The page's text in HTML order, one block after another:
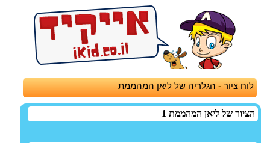
לוח ציור - הגלריה של ליאן המהממת
הציור של ליאן המהממת 1